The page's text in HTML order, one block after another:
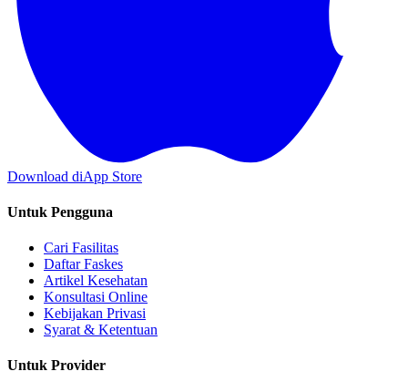
Download diApp Store
Untuk Pengguna
Cari Fasilitas
Daftar Faskes
Artikel Kesehatan
Konsultasi Online
Kebijakan Privasi
Syarat & Ketentuan
Untuk Provider